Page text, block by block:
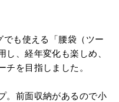
も使える「腰袋（ツー
し、経年変化も楽しめ、
チを目指しました。⁠
。前面収納があるので小